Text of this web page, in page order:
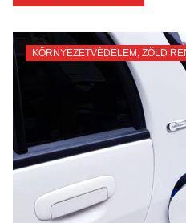
KÖRNYEZETVÉDELEM , ZÖLD